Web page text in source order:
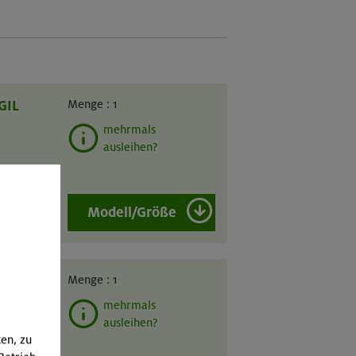
Menge : 1
mehrmals
ausleihen?
Modell/Größe
Menge : 1
mehrmals
ausleihen?
zu